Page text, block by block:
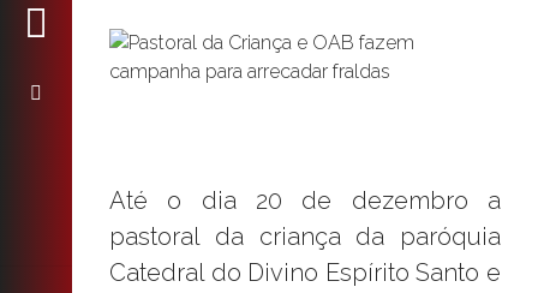
Até o dia 20 de dezembro a
pastoral da criança da paróquia
Catedral do Divino Espírito Santo e